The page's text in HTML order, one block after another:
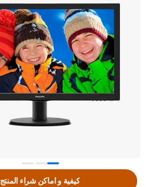
كيفية و اماكن شراء المنتج